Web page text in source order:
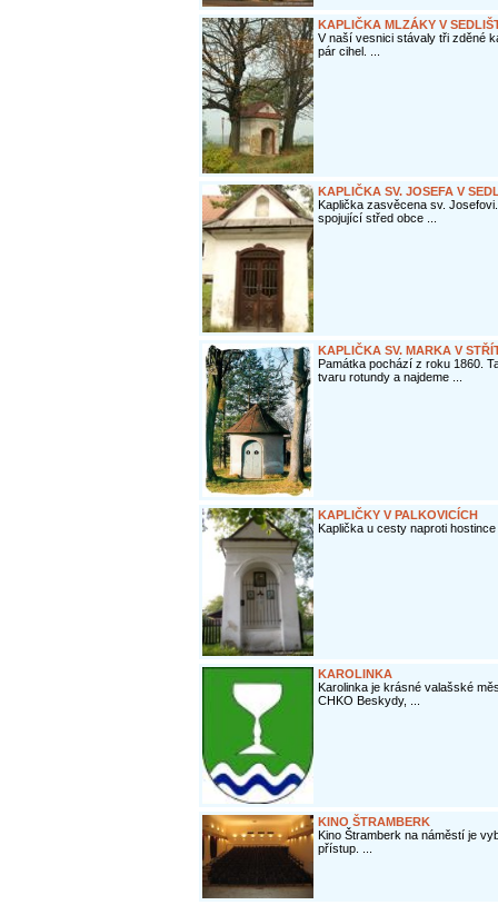
KAPLIČKA MLZÁKY V
V naší vesnici stávaly tři zděné
pár cihel. ...
KAPLIČKA SV. JOSEFA V
Kaplička zasvěcena sv.
spojující střed obce ...
KAPLIČKA SV. MARKA V
Památka pochází z roku 1860.
tvaru rotundy a najdeme ...
KAPLIČKY V PALKOVICÍCH
Kaplička u cesty naproti
KAROLINKA
Karolinka je krásné valašské
CHKO Beskydy, ...
KINO ŠTRAMBERK
Kino Štramberk na náměstí je
přístup. ...